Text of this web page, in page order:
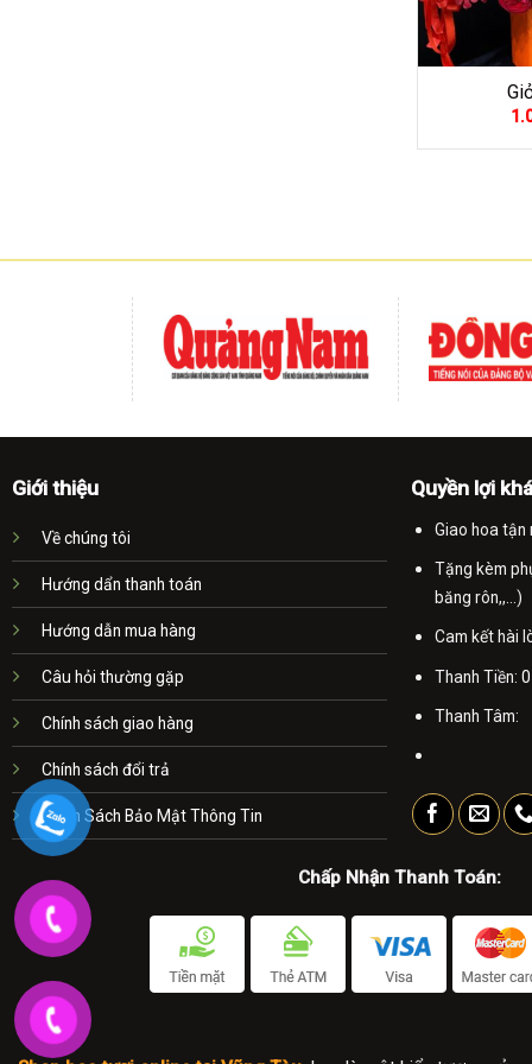
Giỏ hoa
Đặc điểm
bằng các
Tại sao
các không
Một số
hoa cúc
Giới thiệu
Về chúng tôi
Hướng dẩn thanh toán
Hướng dẫn mua hàng
Câu hỏi thường gặp
Chính sách giao hàng
Chính sách đổi trả
Chính Sách Bảo Mật Thông Tin
Quyền lợi
Giao hoa tận
Tặng kèm
băng rôn,,...)
Cam kết hài
Thanh Tiền:
Thanh Tâm:
Chấp Nhận Thanh Toán: